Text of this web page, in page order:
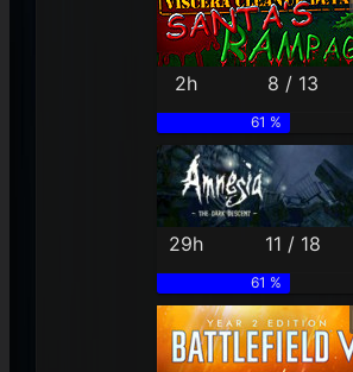
2h 8 / 13
61 %
29h 11 / 18
61 %